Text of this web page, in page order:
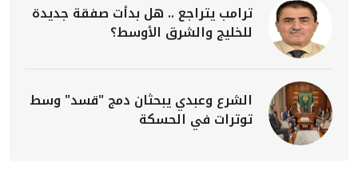
ترامب يتراجع .. هل بدأت صفقة جديدة
للخليج والشرق الأوسط؟
الشرع وعبدي يبحثان دمج "قسد" وسط
توترات في الحسكة